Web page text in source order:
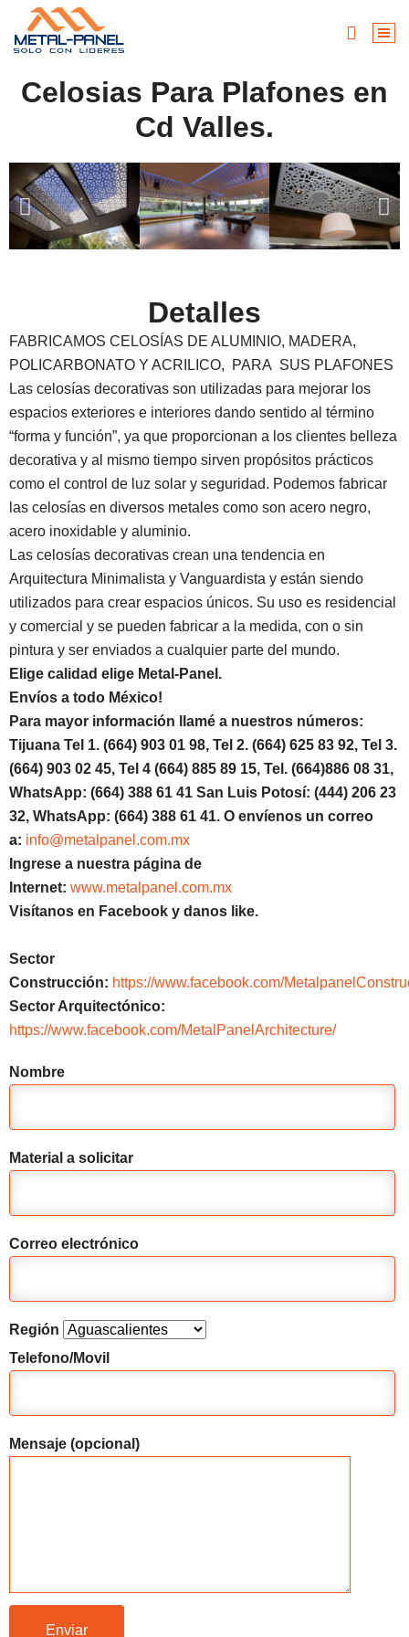
Celosias Para Plafones en
Cd Valles.
Detalles
FABRICAMOS CELOSÍAS DE ALUMINIO, MADERA,
POLICARBONATO Y ACRILICO, PARA SUS PLAFONES
Las celosías decorativas son utilizadas para mejorar los
espacios exteriores e interiores dando sentido al término
“forma y función”, ya que proporcionan a los clientes belleza
decorativa y al mismo tiempo sirven propósitos prácticos
como el control de luz solar y seguridad. Podemos fabricar
las celosías en diversos metales como son acero negro,
acero inoxidable y aluminio.
Las celosías decorativas crean una tendencia en
Arquitectura Minimalista y Vanguardista y están siendo
utilizados para crear espacios únicos. Su uso es residencial
y comercial y se pueden fabricar a la medida, con o sin
pintura y ser enviados a cualquier parte del mundo.
Elige calidad elige Metal-Panel.
Envíos a todo México!
Para mayor información llamé a nuestros números:
Tijuana Tel 1. (664) 903 01 98, Tel 2. (664) 625 83 92, Tel 3.
(664) 903 02 45, Tel 4 (664) 885 89 15, Tel. (664)886 08 31,
WhatsApp: (664) 388 61 41 San Luis Potosí: (444) 206 23
32, WhatsApp: (664) 388 61 41. O envíenos un correo
a: info@metalpanel.com.mx
Ingrese a nuestra página de
Internet: www.metalpanel.com.mx
Visítanos en Facebook y danos like.
Sector
Construcción: https://www.facebook.com/
Sector Arquitectónico:
https://www.facebook.com/MetalPanelArchitecture/
Nombre
Material a solicitar
Correo electrónico
Región
Telefono/Movil
Mensaje (opcional)